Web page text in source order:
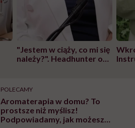
"Jestem w ciąży, co mi się
należy?". Headhunter o
pracy
POLECAMY
Aromaterapia w domu? To
prostsze niż myślisz!
Podpowiadamy, jak możesz